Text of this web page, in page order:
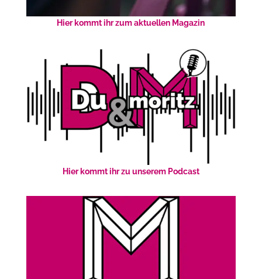
Hier kommt ihr zum aktuellen Magazin
Hier kommt ihr zu unserem Podcast